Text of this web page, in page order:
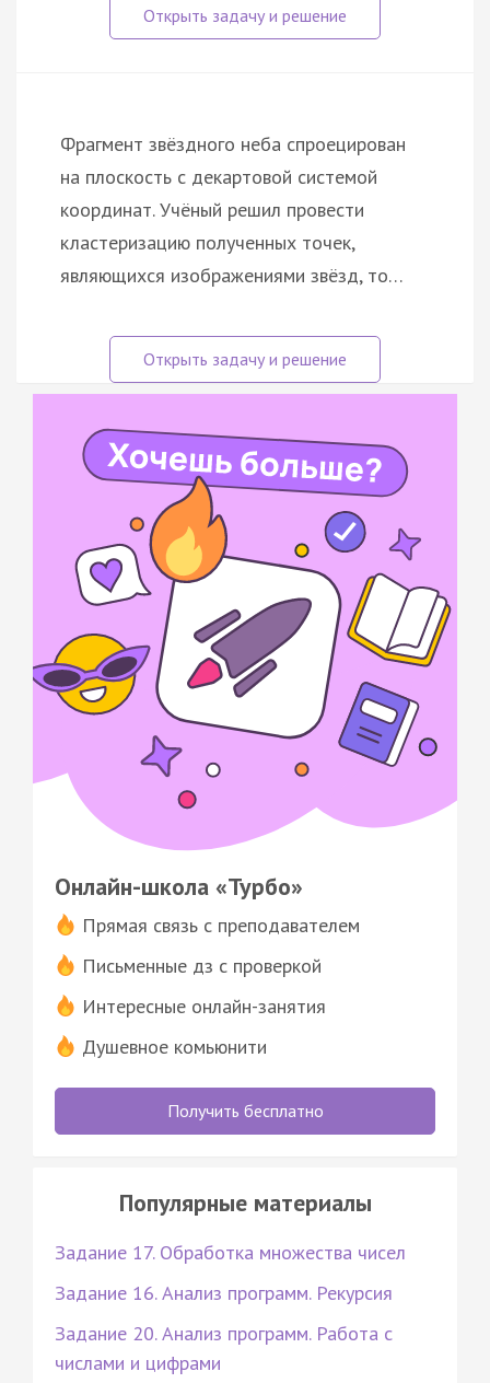
Фрагмент звёздного неба спроецирован
на плоскость с декартовой системой
координат. Учёный решил провести
кластеризацию полученных точек,
являющихся изображениями звёзд, то…
Онлайн-школа «Турбо»
Прямая связь с преподавателем
Письменные дз с проверкой
Интересные онлайн-занятия
Душевное комьюнити
Получить бесплатно
Популярные материалы
Задание 17. Обработка множества чисел
Задание 16. Анализ программ. Рекурсия
Задание 20. Анализ программ. Работа с
числами и цифрами